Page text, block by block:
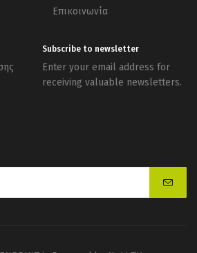
Επικοινωνία
Subscribe to newsletter
Enter your email address for
receiving valuable newsletters.